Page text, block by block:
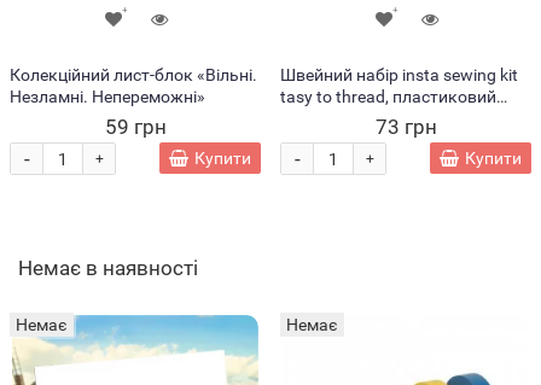
Колекційний лист-блок «Вільні.
Незламні. Непереможні»
59 грн
+
- Купити
Швейний набір insta sewing kit
tasy to thread, пластиковий
кейс (X05/1461)73 грн
+
- Купити
Немає в наявності
Немає Немає